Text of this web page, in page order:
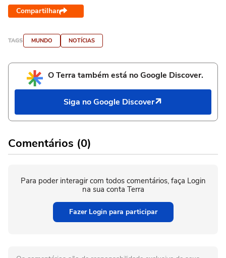
Compartilhar
TAGS MUNDO NOTÍCIAS
O Terra também está no Google Discover.
Siga no Google Discover
Comentários (0)
Para poder interagir com todos comentários, faça Login
na sua conta Terra
Fazer Login para participar